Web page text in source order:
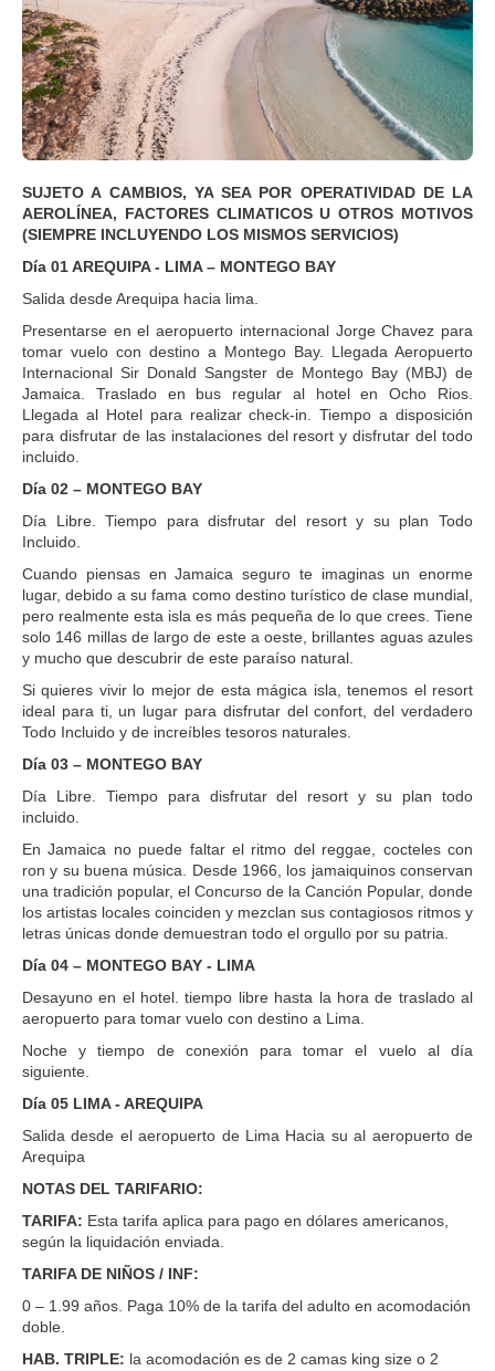
SUJETO A CAMBIOS, YA SEA POR OPERATIVIDAD DE LA
AEROLÍNEA, FACTORES CLIMATICOS U OTROS MOTIVOS
(SIEMPRE INCLUYENDO LOS MISMOS SERVICIOS)
Día 01 AREQUIPA - LIMA – MONTEGO BAY
Salida desde Arequipa hacia lima.
Presentarse en el aeropuerto internacional Jorge Chavez para
tomar vuelo con destino a Montego Bay. Llegada Aeropuerto
Internacional Sir Donald Sangster de Montego Bay (MBJ) de
Jamaica. Traslado en bus regular al hotel en Ocho Rios.
Llegada al Hotel para realizar check-in. Tiempo a disposición
para disfrutar de las instalaciones del resort y disfrutar del todo
incluido.
Día 02 – MONTEGO BAY
Día Libre. Tiempo para disfrutar del resort y su plan Todo
Incluido.
Cuando piensas en Jamaica seguro te imaginas un enorme
lugar, debido a su fama como destino turístico de clase mundial,
pero realmente esta isla es más pequeña de lo que crees. Tiene
solo 146 millas de largo de este a oeste, brillantes aguas azules
y mucho que descubrir de este paraíso natural.
Si quieres vivir lo mejor de esta mágica isla, tenemos el resort
ideal para ti, un lugar para disfrutar del confort, del verdadero
Todo Incluido y de increíbles tesoros naturales.
Día 03 – MONTEGO BAY
Día Libre. Tiempo para disfrutar del resort y su plan todo
incluido.
En Jamaica no puede faltar el ritmo del reggae, cocteles con
ron y su buena música. Desde 1966, los jamaiquinos conservan
una tradición popular, el Concurso de la Canción Popular, donde
los artistas locales coinciden y mezclan sus contagiosos ritmos y
letras únicas donde demuestran todo el orgullo por su patria.
Día 04 – MONTEGO BAY - LIMA
Desayuno en el hotel. tiempo libre hasta la hora de traslado al
aeropuerto para tomar vuelo con destino a Lima.
Noche y tiempo de conexión para tomar el vuelo al día
siguiente.
Día 05 LIMA - AREQUIPA
Salida desde el aeropuerto de Lima Hacia su al aeropuerto de
Arequipa
NOTAS DEL TARIFARIO:
TARIFA: Esta tarifa aplica para pago en dólares americanos,
según la liquidación enviada.
TARIFA DE NIÑOS / INF:
0 – 1.99 años. Paga 10% de la tarifa del adulto en acomodación
doble.
HAB. TRIPLE: la acomodación es de 2 camas king size o 2